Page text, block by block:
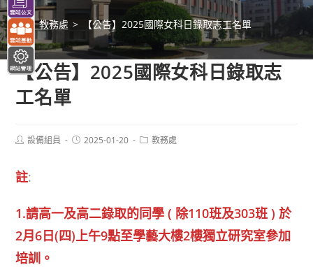
> 教務處 > 【公告】2025國際女科日錄取志工名單
【公告】2025國際女科日錄取志
工名單
Post設備組員
Post2025-01-20
Post教務處
註:
1.請高一及高二錄取的同學 ( 除110班及303班 ) 於
2月6日(四)上午9點至學藝大樓2樓獨立研究室參加
培訓。